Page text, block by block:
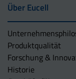
Über Eucell
Produktqualität
Forschung &
Historie